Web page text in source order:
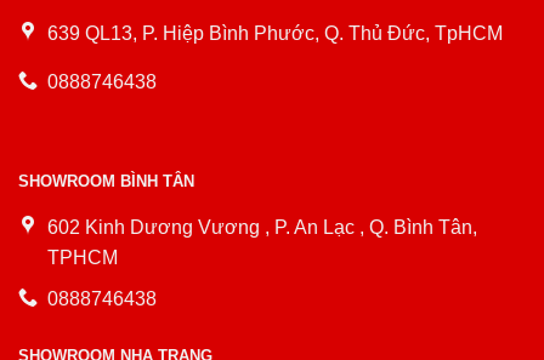
639 QL13, P. Hiệp Bình Phước, Q. Thủ Đức, TpHCM
0888746438
SHOWROOM BÌNH TÂN
602 Kinh Dương Vương , P. An Lạc , Q. Bình Tân,
TPHCM
0888746438
SHOWROOM NHA TRANG